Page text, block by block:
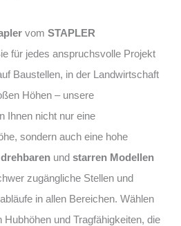
vom STAPLER
für jedes anspruchsvolle Projekt
Baustellen, in der Landwirtschaft
Höhen – unsere
Ihnen nicht nur eine
sondern auch eine hohe
drehbaren und starren Modellen
zugängliche Stellen und
in allen Bereichen. Wählen
und Tragfähigkeiten, die